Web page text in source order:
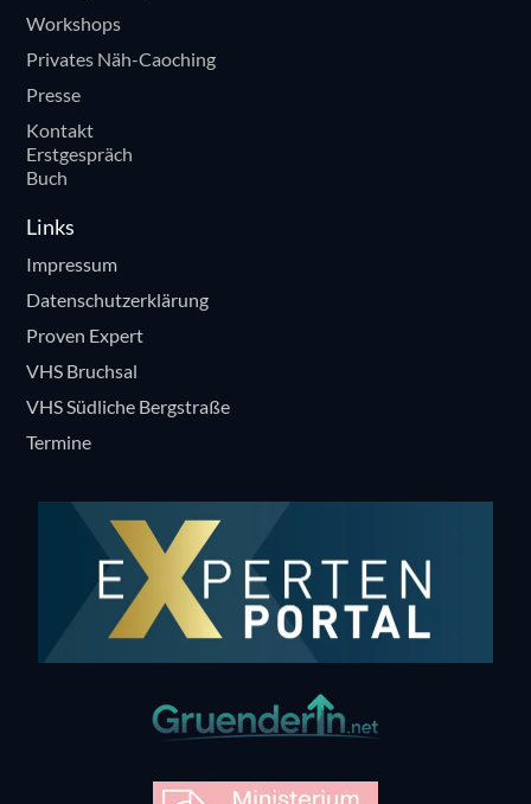
Workshops
Privates Näh-Caoching
Presse
Kontakt
Erstgespräch
Buch
Links
Impressum
Datenschutzerklärung
Proven Expert
VHS Bruchsal
VHS Südliche Bergstraße
Termine